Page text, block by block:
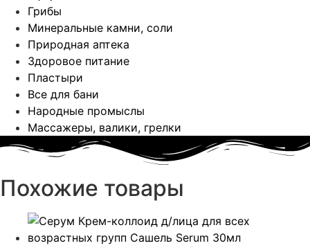
Грибы
Минеральные камни, соли
Природная аптека
Здоровое питание
Пластыри
Все для бани
Народные промыслы
Массажеры, валики, грелки​
Похожие товары